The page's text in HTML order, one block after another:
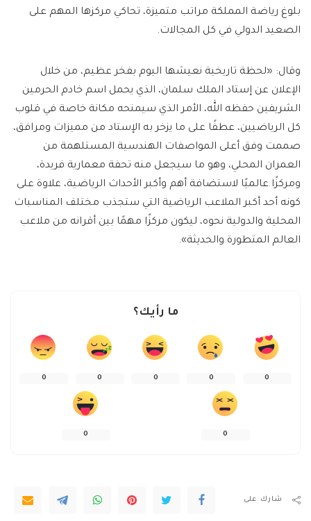
بلوغ رياضة المملكة مراتب متميزة، تحاكي مركزها المهم على
الصعيد الدولي في كل المجالات.
وقال: «لحظة تاريخية نعيشها اليوم بفخر عظيم، من خلال
الإعلان عن إستاد الملك سلمان، الذي يحمل اسم خادم الحرمين
الشريفين حفظه الله، الأمر الذي سيمنحه مكانة خاصة في قلوب
كل الرياضيين، عطفًا على ما يزخر به الإستاد من مميزات ومرافق،
صممت وفق أعلى المواصفات الهندسية المستلهمة من
العمران المحلي، وهو ما سيجعل منه تحفة معمارية فريدة،
ومركزًا عالميًا لاستضافة أهم وأكبر الأحداث الرياضية، علاوة على
كونه أحد أكبر الملاعب الرياضية التي ستجذب مختلف المناسبات
المحلية والدولية نحوه، ليكون مركزًا مهمًا بين أقرانه من ملاعب
العالم المتطورة والحديثة».
ما رأيك؟
0
0
0
0
0
0
0
شارك على